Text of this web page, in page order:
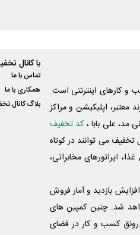
و‌ کارهای اینترنتی است.
اپلیکیشن و مراکز
مد، علی‌ بابا ، کد تخفیف
می توانند در کوتاه
اپراتورهای مخابراتی،
بازدید و آمار فروش
شد. چنین کمپین های
کسب و کار در فضای
با کانال
تماس با ما
همکاری با ما
بلاگ کانال